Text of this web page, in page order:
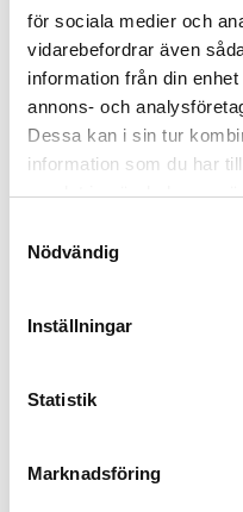
för sociala medier och
vidarebefordrar även
information från din
annons- och
Dessa kan i sin tur
information som du har
samlat in när du har
Nödvändig
Inställningar
Statistik
Marknadsföring
För katter: äldre än
Omdömen